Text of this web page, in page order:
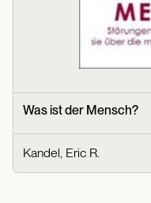
Was ist der Mensch?
Kandel, Eric R.